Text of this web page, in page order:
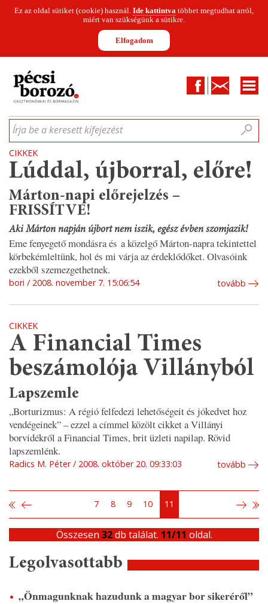
Ez az oldal sütiket (cookie) használ. Ide kattintva többet megtudhat arról,
miért van szükségünk a sütikre.
Elfogadom
FacebookKapcsolat
CIKKEKHÍREKINFOGRAFIKÁKMUNKATÁRSAKWINESOFA
Írja be a keresett kifejezést
CIKKEK
Lúddal, újborral, előre!
Márton-napi előrejelzés –
FRISSÍTVE!
Aki Márton napján újbort nem iszik, egész évben szomjazik!
Eme fenyegető mondásra és a közelgő Márton-napra tekintettel
körbekémleltünk, hol és mi várja az érdeklődőket. Olvasóink
ezekből szemezgethetnek.
bori 2008. november 7. 15:06:54 tovább
CIKKEK
A Financial Times
beszámolója Villányból
Lapszemle
„Borturizmus: A régió felfedezi lehetőségeit és jókedvet hoz
vendégeinek” – ezzel a címmel közölt cikket a Villányi
borvidékről a Financial Times, brit üzleti napilap. Rövid
lapszemlénk.
Radics M. Péter 2008. október 20. 09:33:03 tovább
7 8 9 10 11
Összesen 32db találat. 11/11 oldal.
Legolvasottabb
„Önmagunknak hazudunk a magyar bor sikeréről”